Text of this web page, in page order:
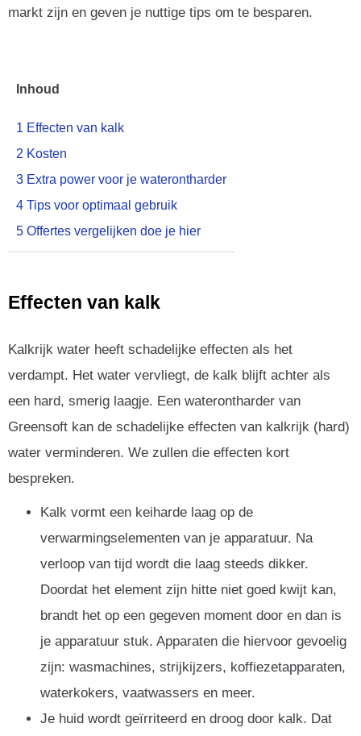
markt zijn en geven je nuttige tips om te besparen.
Inhoud
1 Effecten van kalk
2 Kosten
3 Extra power voor je waterontharder
4 Tips voor optimaal gebruik
5 Offertes vergelijken doe je hier
Effecten van kalk
Kalkrijk water heeft schadelijke effecten als het
verdampt. Het water vervliegt, de kalk blijft achter als
een hard, smerig laagje. Een waterontharder van
Greensoft kan de schadelijke effecten van kalkrijk (hard)
water verminderen. We zullen die effecten kort
bespreken.
Kalk vormt een keiharde laag op de
verwarmingselementen van je apparatuur. Na
verloop van tijd wordt die laag steeds dikker.
Doordat het element zijn hitte niet goed kwijt kan,
brandt het op een gegeven moment door en dan is
je apparatuur stuk. Apparaten die hiervoor gevoelig
zijn: wasmachines, strijkijzers, koffiezetapparaten,
waterkokers, vaatwassers en meer.
Je huid wordt geïrriteerd en droog door kalk. Dat